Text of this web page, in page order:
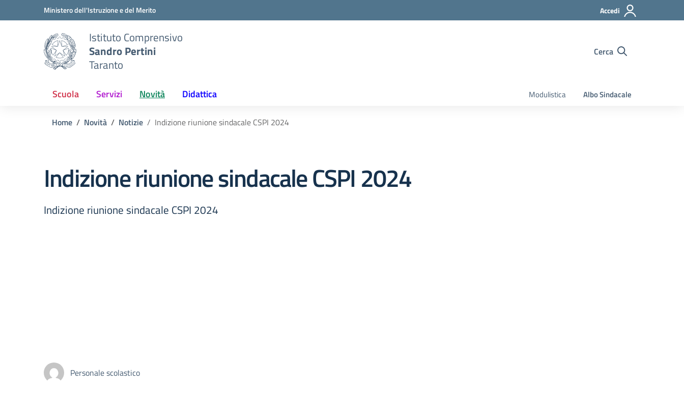
Vai ai contenuti
Vai al menu di navigazioneMinistero dell'Istruzione e del Merito Accedi
Istituto Comprensivo
Sandro Pertini
Taranto
Cerca
Scuola Servizi Novità Didattica Modulistica Albo Sindacale
Home Novità Notizie Indizione riunione sindacale CSPI 2024
Indizione riunione sindacale CSPI 2024
Indizione riunione sindacale CSPI 2024
Personale scolastico